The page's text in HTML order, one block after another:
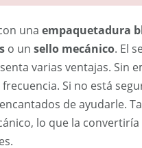
una empaquetadura
o un sello mecánico. El
varias ventajas. Sin
Si no está
de ayudarle.
lo que la convertiría
wplink